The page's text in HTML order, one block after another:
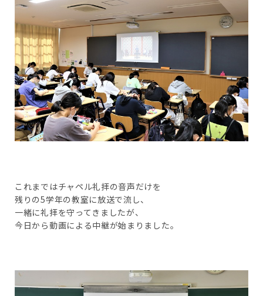
これまではチャペル礼拝の音声だけを
残りの5学年の教室に放送で流し、
一緒に礼拝を守ってきましたが、
今日から動画による中継が始まりました。